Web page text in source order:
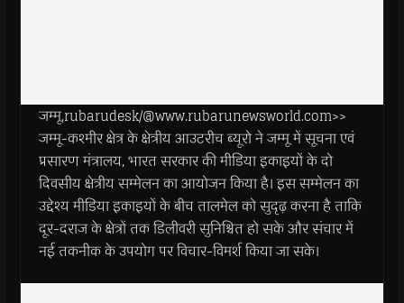
जम्मू.rubarudesk/@www.rubarunewsworld.com>>
जम्मू-कश्मीर क्षेत्र के क्षेत्रीय आउटरीच ब्यूरो ने जम्मू में सूचना एवं
प्रसारण मंत्रालय, भारत सरकार की मीडिया इकाइयों के दो
दिवसीय क्षेत्रीय सम्मेलन का आयोजन किया है। इस सम्मेलन का
उद्देश्य मीडिया इकाइयों के बीच तालमेल को सुदृढ़ करना है ताकि
दूर-दराज के क्षेत्रों तक डिलीवरी सुनिश्चित हो सके और संचार में
नई तकनीक के उपयोग पर विचार-विमर्श किया जा सके।